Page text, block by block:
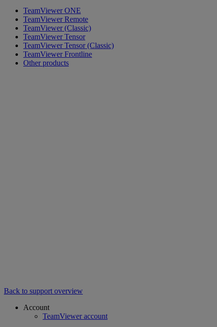
TeamViewer ONE
TeamViewer Remote
TeamViewer (Classic)
TeamViewer Tensor
TeamViewer Tensor (Classic)
TeamViewer Frontline
Other products
Back to support overview
Account
TeamViewer account